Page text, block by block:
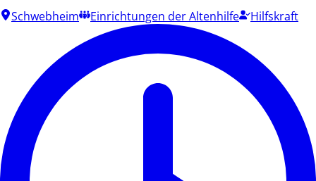
Schwebheim
Einrichtungen der Altenhilfe Hilfskraft